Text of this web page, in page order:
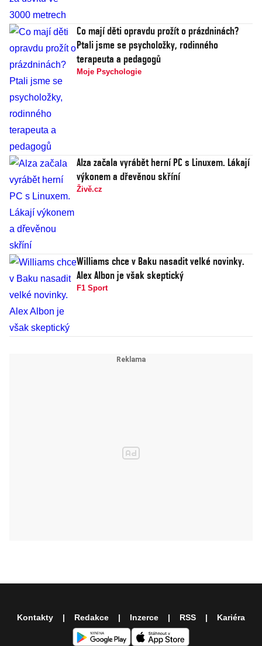
Co mají děti opravdu prožít o prázdninách?
Ptali jsme se psycholožky, rodinného
terapeuta a pedagogů
Moje Psychologie
Alza začala vyrábět herní PC s Linuxem. Lákají
výkonem a dřevěnou skříní
Živě.cz
Williams chce v Baku nasadit velké novinky.
Alex Albon je však skeptický
F1 Sport
Kontakty Redakce Inzerce RSS Kariéra